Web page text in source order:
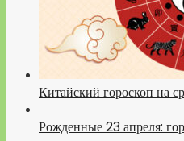
Китайский гороскоп на
Рожденные 23 апреля: